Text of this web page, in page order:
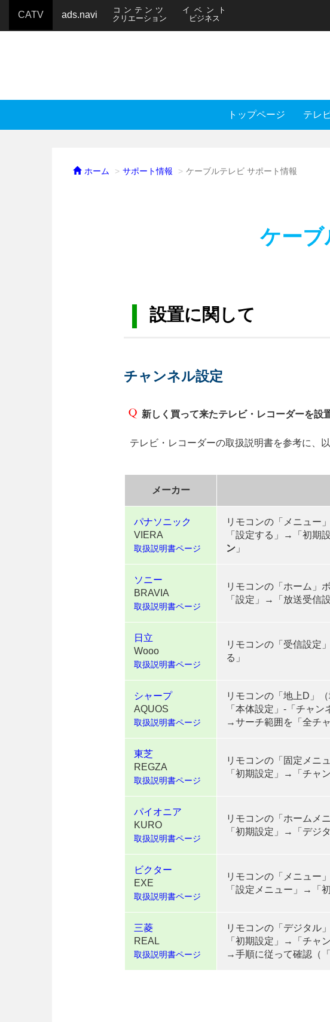
CATV ads.navi
コンテンツ
クリエーション
イベント
ビジネス
トップページ テレ
ホーム サポート情報 ケーブルテレビ サポート情報
ケーブ
設置に関して
チャンネル設定
新しく買って来たテレビ・レコーダーを設
テレビ・レコーダーの取扱説明書を参考に、
メーカー
パナソニック
VIERA
取扱説明書ページ
リモコンの「メニュー
「設定する」→「初期
ン 」
ソニー
BRAVIA
取扱説明書ページ
リモコンの「ホーム」
「設定」→「放送受信
日立
Wooo
取扱説明書ページ
リモコンの「受信設定
る」
シャープ
AQUOS
取扱説明書ページ
リモコンの「地上D」
「本体設定」-「チャ
→サーチ範囲を「全チャ
東芝
REGZA
取扱説明書ページ
リモコンの「固定メニ
「初期設定」→「チャ
パイオニア
KURO
取扱説明書ページ
リモコンの「ホームメ
「初期設定」→「デジ
ビクター
EXE
取扱説明書ページ
リモコンの「メニュー
「設定メニュー」→「
三菱
REAL
取扱説明書ページ
リモコンの「デジタル
「初期設定」→「チャ
→手順に従って確認（